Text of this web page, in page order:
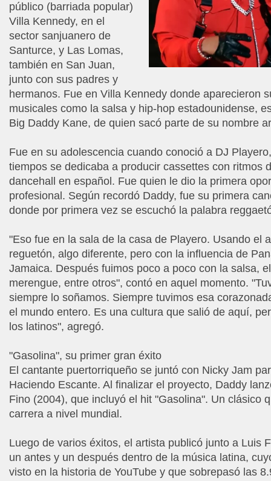
público (barriada popular)
Villa Kennedy, en el
sector sanjuanero de
Santurce, y Las Lomas,
también en San Juan,
junto con sus padres y
hermanos. Fue en Villa Kennedy donde aparecieron
musicales como la salsa y hip-hop estadounidense,
Big Daddy Kane, de quien sacó parte de su nombre
Fue en su adolescencia cuando conoció a DJ
tiempos se dedicaba a producir cassettes con ritmos
dancehall en español. Fue quien le dio la primera
profesional. Según recordó Daddy, fue su primera
donde por primera vez se escuchó la palabra
"Eso fue en la sala de la casa de Playero. Usando el
reguetón, algo diferente, pero con la influencia de
Jamaica. Después fuimos poco a poco con la salsa,
merengue, entre otros", contó en aquel momento.
siempre lo soñamos. Siempre tuvimos esa
el mundo entero. Es una cultura que salió de aquí,
los latinos", agregó.
"Gasolina", su primer gran éxito
El cantante puertorriqueño se juntó con Nicky Jam
Haciendo Escante. Al finalizar el proyecto, Daddy
Fino (2004), que incluyó el hit "Gasolina". Un clásico
carrera a nivel mundial.
Luego de varios éxitos, el artista publicó junto a Luis
un antes y un después dentro de la música latina,
visto en la historia de YouTube y que sobrepasó las